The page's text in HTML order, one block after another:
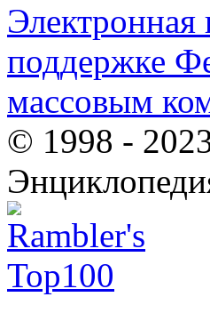
Электронная
поддержке
массовым
© 1998 -